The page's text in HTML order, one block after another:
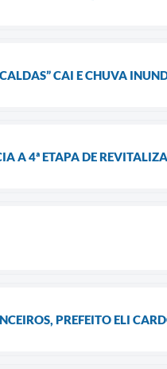
CAI E CHUVA
A 4ª ETAPA DE
PREFEITO ELI